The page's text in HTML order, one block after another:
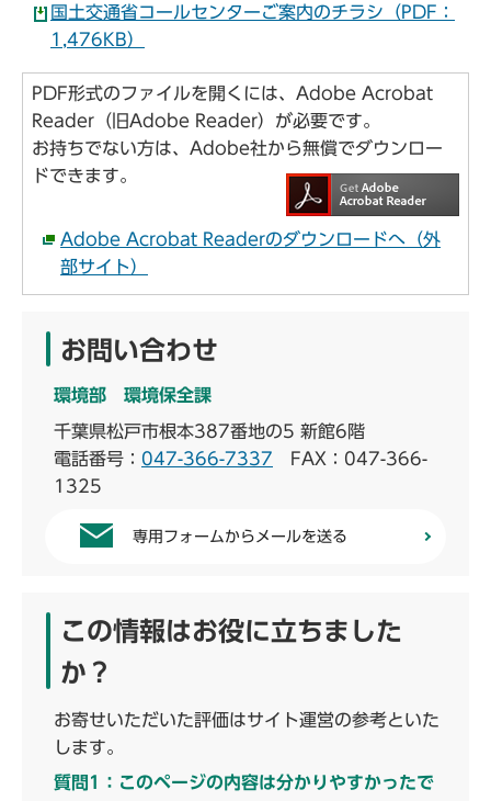
国土交通省コールセンターご案内のチラシ（PDF：
1,476KB）
PDF形式のファイルを開くには、Adobe Acrobat
Reader（旧Adobe Reader）が必要です。
お持ちでない方は、Adobe社から無償でダウンロー
ドできます。
Adobe Acrobat Readerのダウンロードへ（外
部サイト）
お問い合わせ
環境部 環境保全課
千葉県松戸市根本387番地の5 新館6階
電話番号： 047-366-7337 FAX：047-366-
1325
専用フォームからメールを送る
この情報はお役に立ちました
か？
お寄せいただいた評価はサイト運営の参考といた
します。
質問1：このページの内容は分かりやすかったで